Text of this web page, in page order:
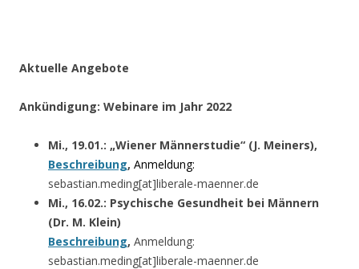
Aktuelle Angebote
Ankündigung: Webinare im Jahr 2022
Mi., 19.01.: „Wiener Männerstudie“ (J. Meiners),
Beschreibung, Anmeldung:
sebastian.meding[at]liberale-maenner.de
Mi., 16.02.: Psychische Gesundheit bei Männern
(Dr. M. Klein)
Beschreibung, Anmeldung:
sebastian.meding[at]liberale-maenner.de